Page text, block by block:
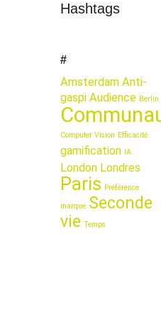
Hashtags
#
Amsterdam Anti-
gaspi Audience Berlin
Computer Vision Efficacité
gamification IA
London Londres
Paris Préférence
marque Seconde
vie Temps